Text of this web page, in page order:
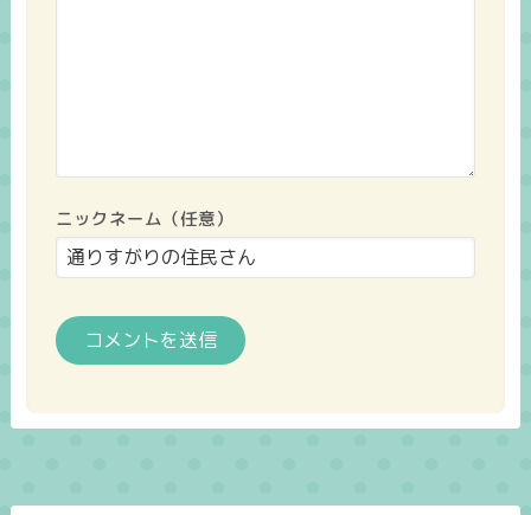
ニックネーム（任意）